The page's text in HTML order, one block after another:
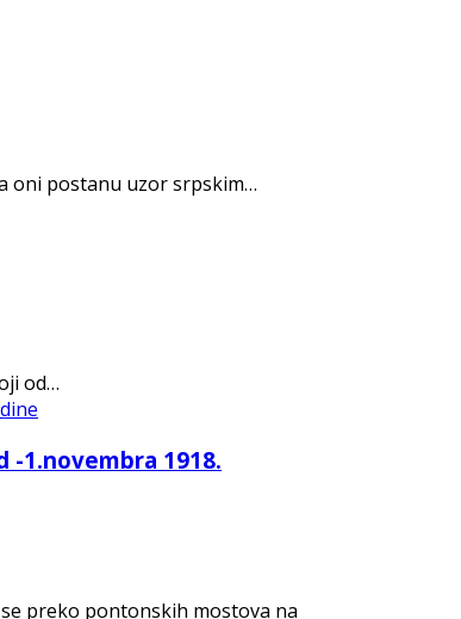
oni postanu uzor srpskim…
od…
-1.novembra 1918.
preko pontonskih mostova na